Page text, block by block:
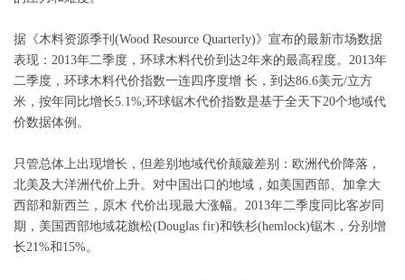
据《木料资源季刊(Wood Resource Quarterly)》宣布的最新市场数据
表现：2013年二季度，环球木料代价到达2年来的最高程度。2013年
二季度，环球木料代价指数一连四序度增 长，到达86.6美元/立方
米，按年同比增长5.1%;环球锯木代价指数是基于全天下20个地域代
价数据体例。
只管总体上出现增长，但差别地域代价颠簸差别：欧洲代价降落，
北美及大洋洲代价上升。对中国出口的地域，如美国西部、加拿大
西部和新西兰，原木 代价出现最大涨幅。2013年二季度同比客岁同
期，美国西部地域花旗松(Douglas fir)和铁杉(hemlock)锯木，分别增
长21%和15%。